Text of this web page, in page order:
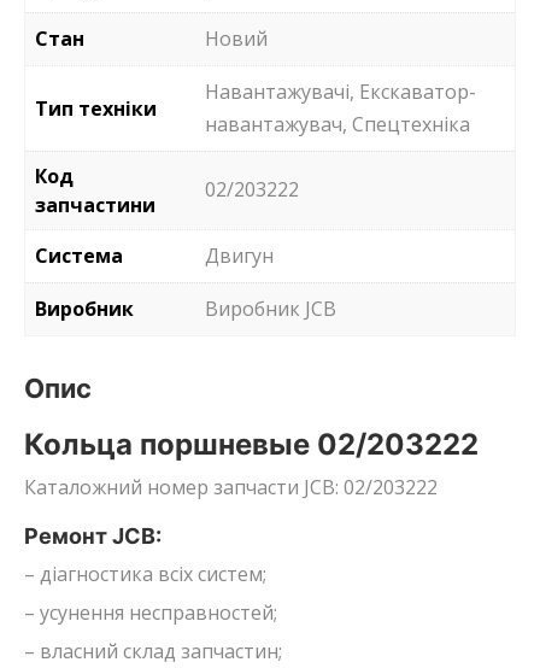
Стан
Новий
Тип техніки
Навантажувачі, Екскаватор-
навантажувач, Спецтехніка
Код
запчастини
02/203222
Система
Двигун
Виробник
Виробник JCB
Опис
Кольца поршневые 02/203222
Каталожний номер запчасти JCB: 02/203222
Ремонт JCB:
– діагностика всіх систем;
– усунення несправностей;
– власний склад запчастин;